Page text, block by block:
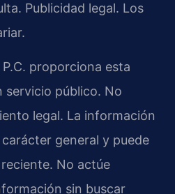
Publicidad legal. Los
proporciona esta
servicio público. No
legal. La información
general y puede
No actúe
sin buscar